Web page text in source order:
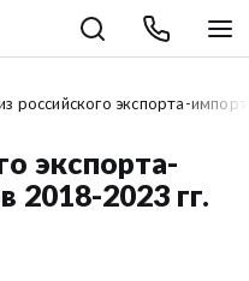
российского экспорта-
экспорта-
2018-2023 гг.